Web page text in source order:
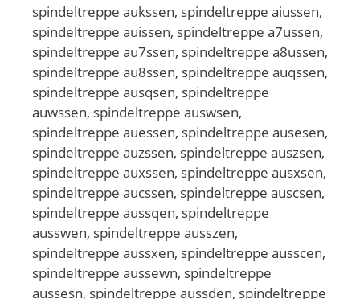
spindeltreppe aukssen, spindeltreppe aiussen,
spindeltreppe auissen, spindeltreppe a7ussen,
spindeltreppe au7ssen, spindeltreppe a8ussen,
spindeltreppe au8ssen, spindeltreppe auqssen,
spindeltreppe ausqsen, spindeltreppe
auwssen, spindeltreppe auswsen,
spindeltreppe auessen, spindeltreppe ausesen,
spindeltreppe auzssen, spindeltreppe auszsen,
spindeltreppe auxssen, spindeltreppe ausxsen,
spindeltreppe aucssen, spindeltreppe auscsen,
spindeltreppe aussqen, spindeltreppe
ausswen, spindeltreppe ausszen,
spindeltreppe aussxen, spindeltreppe ausscen,
spindeltreppe aussewn, spindeltreppe
aussesn, spindeltreppe aussden, spindeltreppe